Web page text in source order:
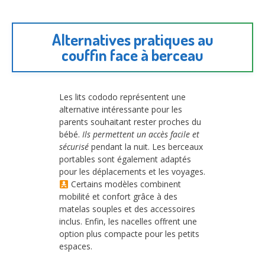
Alternatives pratiques au
couffin face à berceau
Les lits cododo représentent une
alternative intéressante pour les
parents souhaitant rester proches du
bébé. Ils permettent un accès facile et
sécurisé pendant la nuit. Les berceaux
portables sont également adaptés
pour les déplacements et les voyages.
Certains modèles combinent
mobilité et confort grâce à des
matelas souples et des accessoires
inclus. Enfin, les nacelles offrent une
option plus compacte pour les petits
espaces.